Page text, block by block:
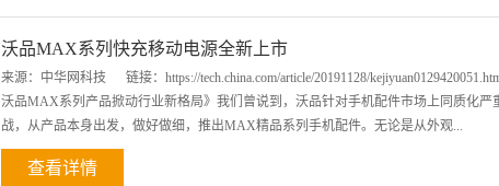
沃品MAX系列快充移动电源全新上市
来源：中华网科技 链接：https://tech.china.com/article/20191128/
沃品MAX系列产品掀动行业新格局》我们曾说到，沃品针对手机配件市场上同质化严
战，从产品本身出发，做好做细，推出MAX精品系列手机配件。无论是从外观...
查看详情